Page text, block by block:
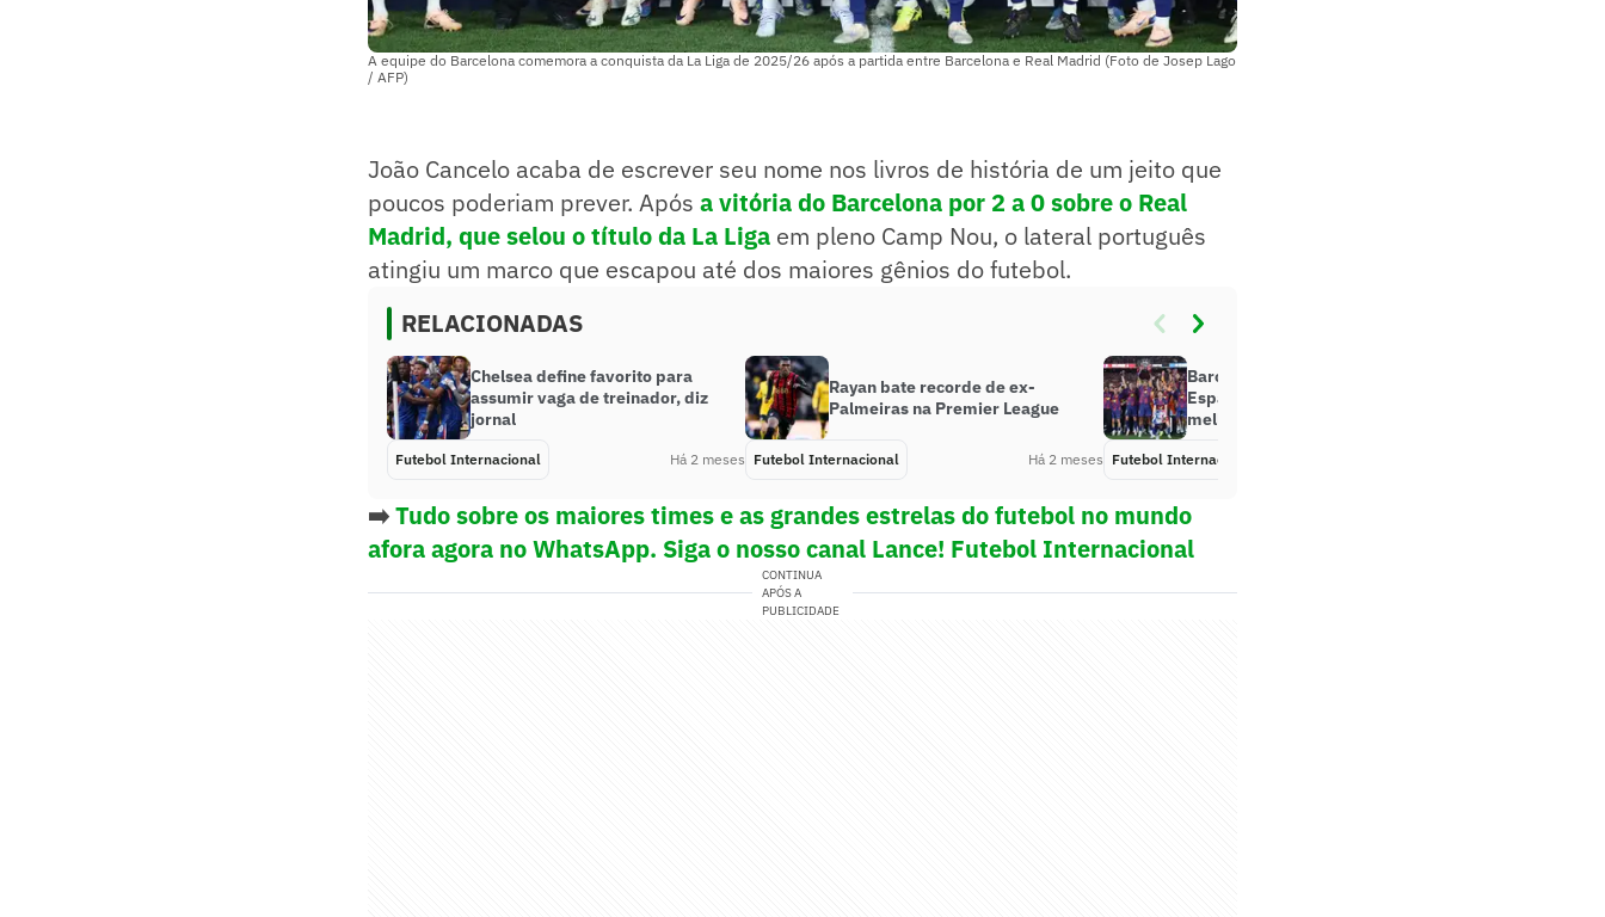
A equipe do Barcelona comemora a conquista da La Liga de 2025/26 após a partida entre Barcelona e Real Madrid (Foto de Josep Lago
/ AFP)
João Cancelo acaba de escrever seu nome nos livros de história de um jeito que
poucos poderiam prever. Após a vitória do Barcelona por 2 a 0 sobre o Real
Madrid, que selou o título da La Liga em pleno Camp Nou, o lateral português
atingiu um marco que escapou até dos maiores gênios do futebol.
RELACIONADAS
Chelsea define favorito para
assumir vaga de treinador, diz
jornal
Futebol Internacional Há 2 meses
Rayan bate recorde de ex-
Palmeiras na Premier League
Futebol Internacional Há 2 meses
Barcelona domina cenário da
Espanha, mas Real Madrid é
melhor na Europa; veja números
Futebol Internacional
➡️Tudo sobre os maiores times e as grandes estrelas do futebol no mundo
afora agora no WhatsApp. Siga o nosso canal Lance! Futebol Internacional
CONTINUA
APÓS A
PUBLICIDADE